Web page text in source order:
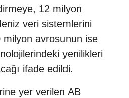
12 milyon
veri sistemlerini
avrosunun ise
yenilikleri
ifade edildi.
yer verilen AB